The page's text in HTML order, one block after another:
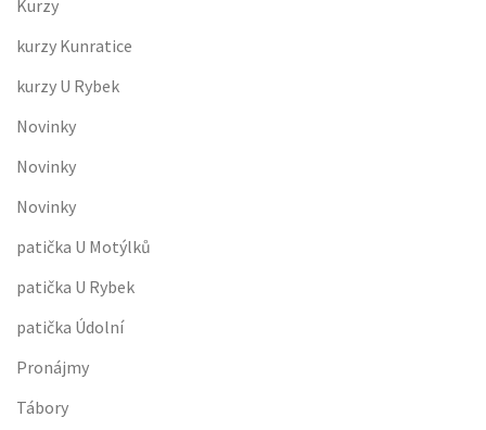
Kurzy
kurzy Kunratice
kurzy U Rybek
Novinky
Novinky
Novinky
patička U Motýlků
patička U Rybek
patička Údolní
Pronájmy
Tábory